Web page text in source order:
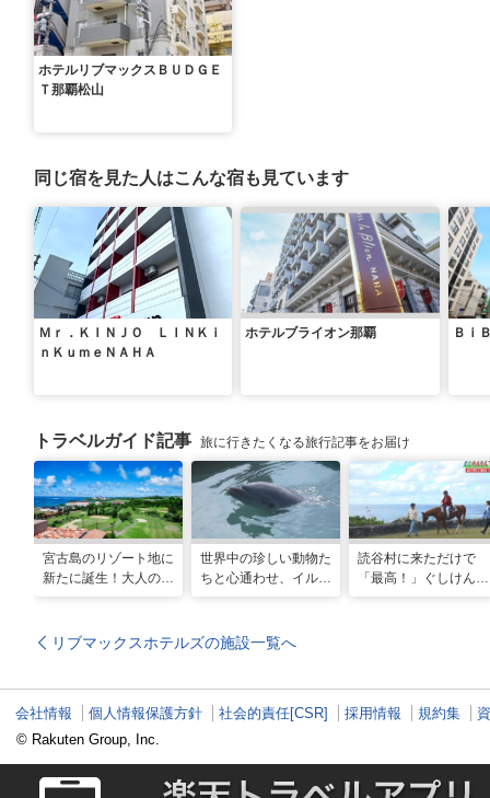
ホテルリブマックスＢＵＤＧＥ
Ｔ那覇松山
同じ宿を見た人はこんな宿も見ています
Ｍｒ．ＫＩＮＪＯ ＬＩＮＫｉ
ｎＫｕｍｅＮＡＨＡ
ホテルブライオン那覇 Ｂｉ
トラベルガイド記事 旅に行きたくなる旅行記事をお届け
宮古島のリゾート地に
新たに誕生！大人の特
ンディド」
世界中の珍しい動物た
ちと心通わせ、イルカ
推しアニマル！！」
読谷村に来ただけで
「最高！」ぐしけんさ
リブマックスホテルズの施設一覧へ
会社情報 個人情報保護方針 社会的責任[CSR] 採用情報 規約集
© Rakuten Group, Inc.